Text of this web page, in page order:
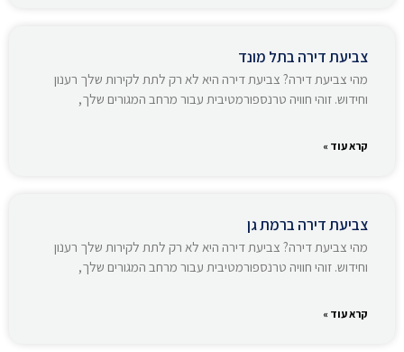
צביעת דירה בתל מונד
מהי צביעת דירה? צביעת דירה היא לא רק לתת לקירות שלך רענון
וחידוש. זוהי חוויה טרנספורמטיבית עבור מרחב המגורים שלך,
קרא עוד »
צביעת דירה ברמת גן
מהי צביעת דירה? צביעת דירה היא לא רק לתת לקירות שלך רענון
וחידוש. זוהי חוויה טרנספורמטיבית עבור מרחב המגורים שלך,
קרא עוד »